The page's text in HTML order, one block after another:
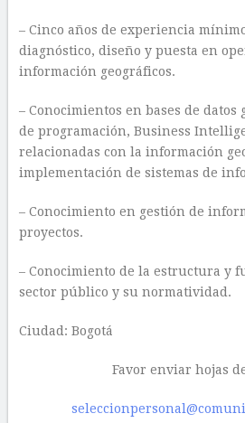
– Cinco años de experiencia
diagnóstico, diseño y puesta en
información geográficos.
– Conocimientos en bases de datos
de programación, Business
relacionadas con la información
implementación de sistemas de
– Conocimiento en gestión de
proyectos.
– Conocimiento de la estructura y
sector público y su normatividad.
Ciudad: Bogotá
Favor enviar hojas